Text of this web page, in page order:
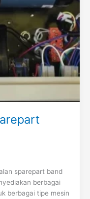
sparepart band
berbagai
berbagai tipe mesin